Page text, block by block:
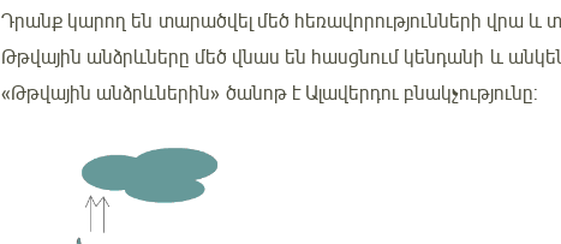
Դրանք կարող են տարածվել մեծ հեռավորությունների վրա և
Թթվային անձրևները մեծ վնաս են հասցնում կենդանի և
«Թթվային անձրևներին» ծանոթ է Ալավերդու բնակչությունը: